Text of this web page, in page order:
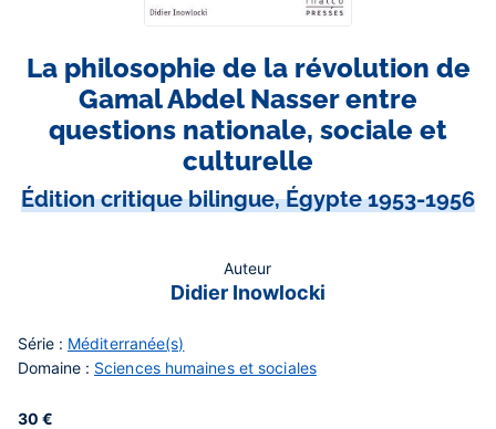
La philosophie de la révolution de
Gamal Abdel Nasser entre
questions nationale, sociale et
culturelle
Édition critique bilingue, Égypte 1953-1956
Auteur
Didier Inowlocki
Série : Méditerranée(s)
Domaine : Sciences humaines et sociales
30 €